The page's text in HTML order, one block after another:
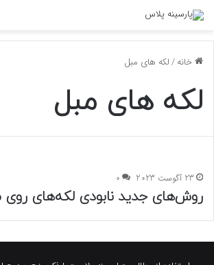
خانه/لکه های مبل
لکه های مبل
23 آگوست 2023 0
روش‌های جدید نابودی لکه‌های روی